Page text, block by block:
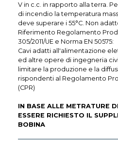
V in c.c. in rapporto alla terra.
di incendio la temperatura
deve superare i 55°C. Non
Riferimento Regolamento
305/2011/UE e Norma EN 50575:
Cavi adatti all'alimentazione
ed altre opere di ingegneria
limitare la produzione e la
rispondenti al Regolamento
(CPR)
IN BASE ALLE METRATURE
ESSERE RICHIESTO IL
BOBINA